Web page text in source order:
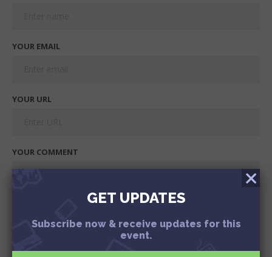
YOUR EMAIL
YOUR URL
YOUR COMMENT
GET UPDATES
Subscribe now & receive updates for this
event.